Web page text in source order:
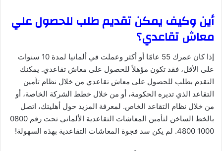
أين وكيف يمكن تقديم طلب للحصول علي
معاش تقاعدي؟
إذا كان عمرك 55 عامًا أو أكثر وعملت في ألمانيا لمدة 10 سنوات
على الأقل، فقد تكون مؤهلاً للحصول على معاش تقاعدي. يمكنك
التقدم بطلب للحصول على معاش تقاعدي من خلال نظام تأمين
التقاعد الذي تديره الحكومة، أو من خلال خطط الشركة الخاصة، أو
من خلال نظام التقاعد الخاص. لمعرفة المزيد حول أهليتك، اتصل
بالخط الساخن لتأمين المعاشات التقاعدية الألماني تحت رقم 0800
1000 4800. لم يكن سد فجوة المعاشات التقاعدية بهذه السهولة!